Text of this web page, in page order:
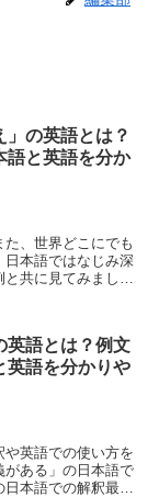
」の英語とは？
語と英語を分か
、世界どこにでも
日本語ではなじみ深
共に見てみましょ
英語とは？例文
英語を分かりや
や英語での使い方を
がある」の日本語で
本語での解釈最初